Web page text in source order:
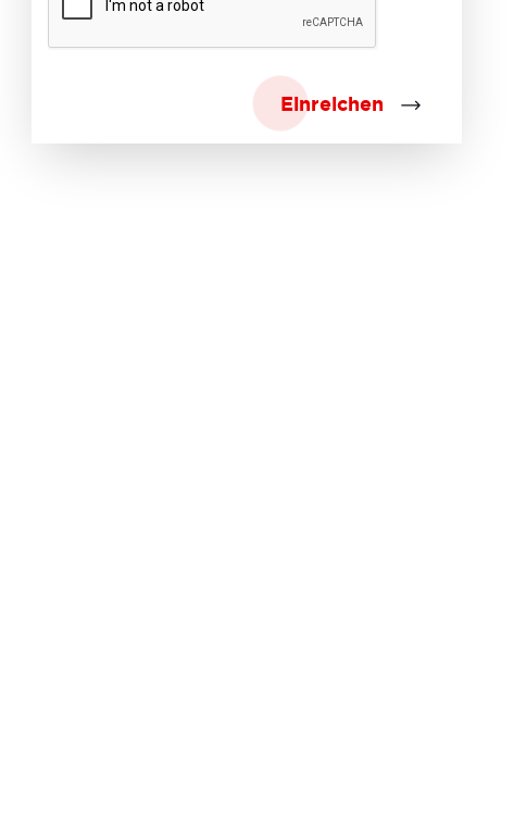
Einreichen